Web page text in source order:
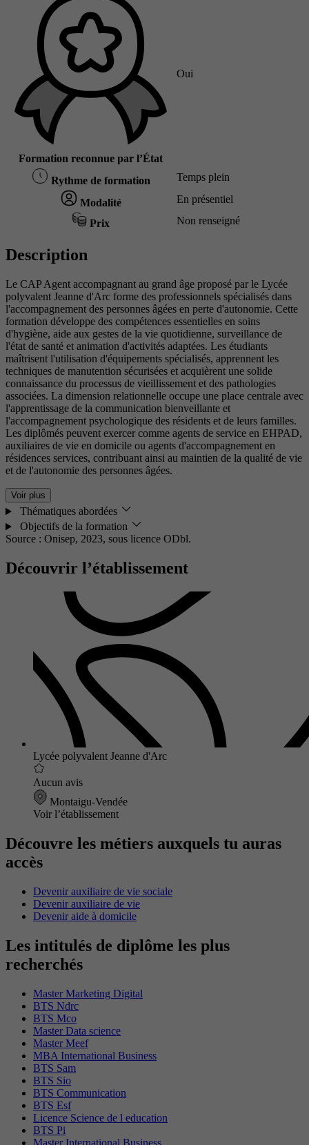
Formation reconnue par l’État
Oui
Rythme de formation Temps plein
Modalité En présentiel
Prix Non renseigné
Description
Le CAP Agent accompagnant au grand âge proposé par le Lycée
polyvalent Jeanne d'Arc forme des professionnels spécialisés dans
l'accompagnement des personnes âgées en perte d'autonomie. Cette
formation développe des compétences essentielles en soins
d'hygiène, aide aux gestes de la vie quotidienne, surveillance de
l'état de santé et animation d'activités adaptées. Les étudiants
maîtrisent l'utilisation d'équipements spécialisés, apprennent les
techniques de manutention sécurisées et acquièrent une solide
connaissance du processus de vieillissement et des pathologies
associées. La dimension relationnelle occupe une place centrale avec
l'apprentissage de la communication bienveillante et
l'accompagnement psychologique des résidents et de leurs familles.
Les diplômés peuvent exercer comme agents de service en EHPAD,
auxiliaires de vie en domicile ou agents d'accompagnement en
résidences services, contribuant ainsi au maintien de la qualité de vie
et de l'autonomie des personnes âgées.
Voir plus
Thématiques abordées
Objectifs de la formation
Source : Onisep, 2023, sous licence ODbl.
Découvrir l’établissement
Lycée polyvalent Jeanne d'Arc
Aucun avis
Montaigu-Vendée
Voir l’établissement
Découvre les métiers auxquels tu auras
accès
Devenir auxiliaire de vie sociale
Devenir auxiliaire de vie
Devenir aide à domicile
Les intitulés de diplôme les plus
recherchés
Master Marketing Digital
BTS Ndrc
BTS Mco
Master Data science
Master Meef
MBA International Business
BTS Sam
BTS Sio
BTS Communication
BTS Esf
Licence Science de l education
BTS Pi
Master International Business